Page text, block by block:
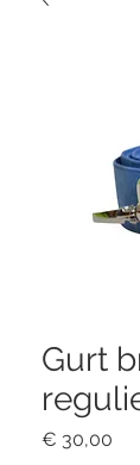
Gurt
€ 30,00